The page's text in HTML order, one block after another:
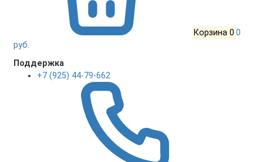
Корзина 0 0
руб.
Поддержка
+7 (925) 44-79-662